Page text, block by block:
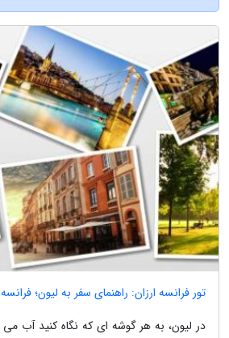
تور فرانسه ارزان: راهنمای سفر به لیون؛ فرانسه